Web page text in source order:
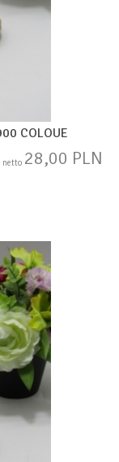
COLOUE
netto 28,00 PLN